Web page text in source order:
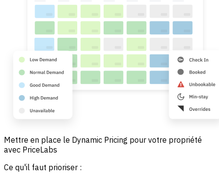
Mettre en place le Dynamic Pricing pour votre propriété
avec PriceLabs
Ce qu'il faut prioriser :